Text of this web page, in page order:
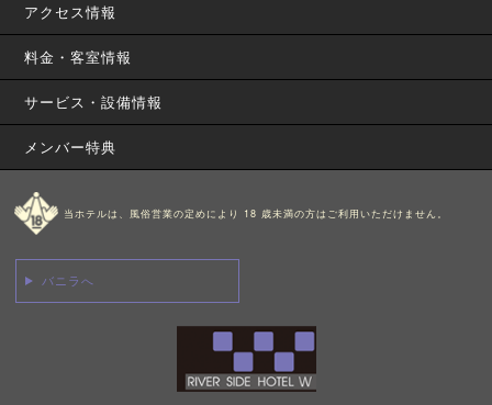
アクセス情報
料金・客室情報
サービス・設備情報
メンバー特典
当ホテルは、風俗営業の定めにより 18 歳未満の方はご利用いただけません。
バニラへ